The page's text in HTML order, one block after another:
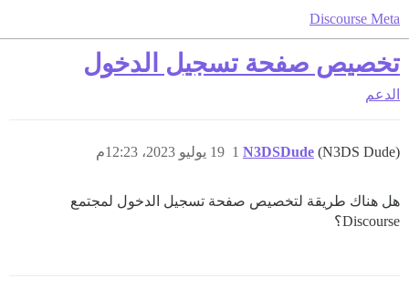
Discourse Meta
تخصيص صفحة تسجيل الدخول
الدعم
N3DSDude (N3DS Dude) 19 يوليو 2023، 12:23م 1
هل هناك طريقة لتخصيص صفحة تسجيل الدخول لمجتمع
Discourse؟